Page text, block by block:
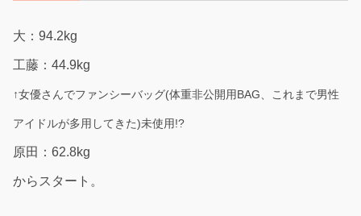
大：94.2kg
工藤：44.9kg
↑女優さんでファンシーバッグ(体重非公開用BAG、これまで男性
アイドルが多用してきた)未使用!?
原田：62.8kg
からスタート。